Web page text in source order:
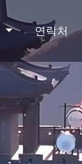
연락처